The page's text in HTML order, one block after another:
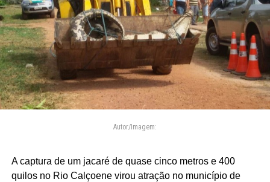
Autor/Imagem:
A captura de um jacaré de quase cinco metros e 400
quilos no Rio Calçoene virou atração no município de